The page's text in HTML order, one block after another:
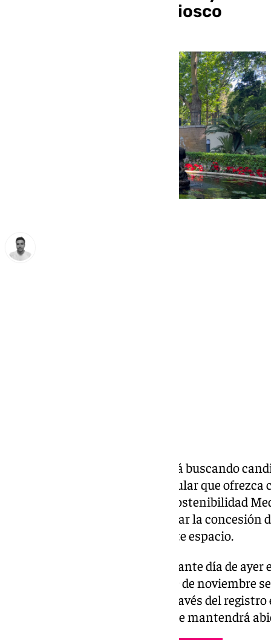
explotar un nuevo quiosco
El Ayuntamiento de Málaga está buscando
explotación de un quiosco modular que ofrezca
. A través del Área de Sostenibilidad
iniciado el proceso para adjudicar la concesión
común especial temporal de este espacio.
La resolución fue publicada durante día de
Provincia (BOP) y hoy martes 19 de noviembre
presentación de solicitudes a través del
para registrar tales peticiones se mantendrá